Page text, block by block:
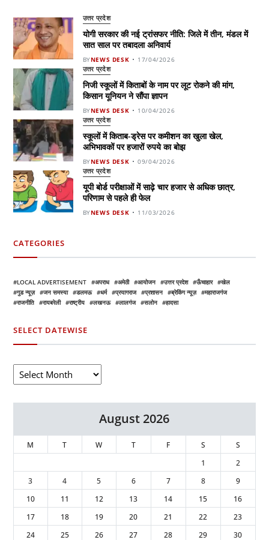
उत्तर प्रदेश
योगी सरकार की नई ट्रांसफर नीति: जिले में तीन, मंडल में
सात साल पर तबादला अनिवार्य
BYNEWS DESK 17/04/2026
उत्तर प्रदेश
निजी स्कूलों में किताबों के नाम पर लूट रोकने की मांग,
किसान यूनियन ने सौंपा ज्ञापन
BYNEWS DESK 10/04/2026
उत्तर प्रदेश
स्कूलों में किताब-ड्रेस पर कमीशन का खुला खेल,
अभिभावकों पर हजारों रुपये का बोझ
BYNEWS DESK 09/04/2026
उत्तर प्रदेश
यूपी बोर्ड परीक्षाओं में साढ़े चार हजार से अधिक छात्र,
परिणाम से पहले ही फेल
BYNEWS DESK 11/03/2026
CATEGORIES
LOCAL ADVERTISEMENT अपराध अमेठी आयोजन उत्तर प्रदेश ऊँचाहार
खेल
गुड न्यूज़
जन समस्या डलमऊ धर्म प्रयागराज प्रशासन ब्रेकिंग न्यूज़
महाराजगंज
राजनीति
रायबरेली राष्ट्रीय लखनऊ लालगंज सलोन हादसा
SELECT DATEWISE
August 2026
M T W T F S
S
1
2
3
4 5 6 7 8
9
10
11 12 13 14 15
16
17
18 19 20 21 22
23
24
25 26 27 28 29 30